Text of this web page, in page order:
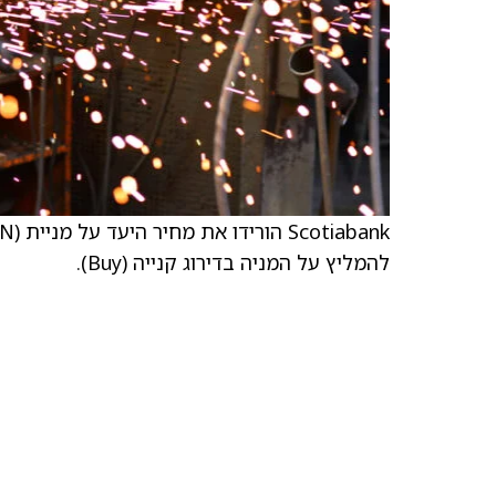
להמליץ על המניה בדירוג קנייה (Buy).